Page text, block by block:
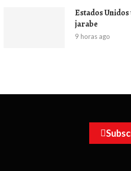
Estados
jarabe
9 horas ago